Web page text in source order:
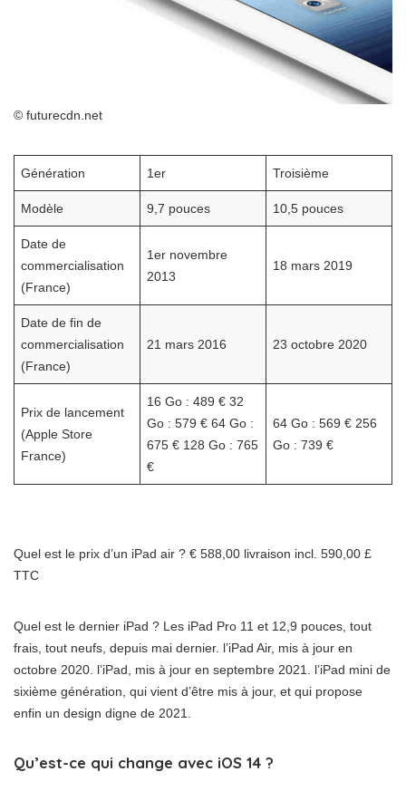
© futurecdn.net
Génération 1er Troisième
Modèle 9,7 pouces 10,5 pouces
Date de
commercialisation
(France)
1er novembre
2013
18 mars 2019
Date de fin de
commercialisation
(France)
21 mars 2016 23 octobre 2020
Prix ​​de lancement
(Apple Store
France)
16 Go : 489 € 32
Go : 579 € 64 Go :
675 € 128 Go : 765
€
64 Go : 569 € 256
Go : 739 €
Quel est le prix d’un iPad air ? € 588,00 livraison incl. 590,00 £
TTC
Quel est le dernier iPad ? Les iPad Pro 11 et 12,9 pouces, tout
frais, tout neufs, depuis mai dernier. l’iPad Air, mis à jour en
octobre 2020. l’iPad, mis à jour en septembre 2021. l’iPad mini de
sixième génération, qui vient d’être mis à jour, et qui propose
enfin un design digne de 2021.
Qu’est-ce qui change avec iOS 14 ?